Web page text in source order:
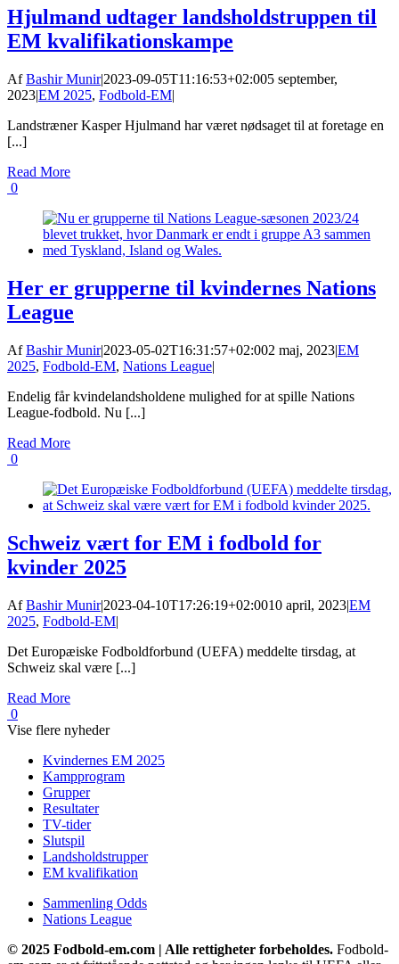
Hjulmand udtager landsholdstruppen til
EM kvalifikationskampe
AfBashir Munir|2023-09-05T11:16:53+02:005 september,
2023|EM 2025, Fodbold-EM|
Landstræner Kasper Hjulmand har været nødsaget til at foretage en
[...]
Read More
0
Her er grupperne til kvindernes Nations
League
AfBashir Munir|2023-05-02T16:31:57+02:002 maj, 2023|EM
2025, Fodbold-EM, Nations League|
Endelig får kvindelandsholdene mulighed for at spille Nations
League-fodbold. Nu [...]
Read More
0
Schweiz vært for EM i fodbold for
kvinder 2025
AfBashir Munir|2023-04-10T17:26:19+02:0010 april, 2023|EM
2025, Fodbold-EM|
Det Europæiske Fodboldforbund (UEFA) meddelte tirsdag, at
Schweiz skal være [...]
Read More
0
Vise flere nyheder
Kvindernes EM 2025
Kampprogram
Grupper
Resultater
TV-tider
Slutspil
Landsholdstrupper
EM kvalifikation
Sammenling Odds
Nations League
© 2025 Fodbold-em.com | Alle rettigheter forbeholdes. Fodbold-